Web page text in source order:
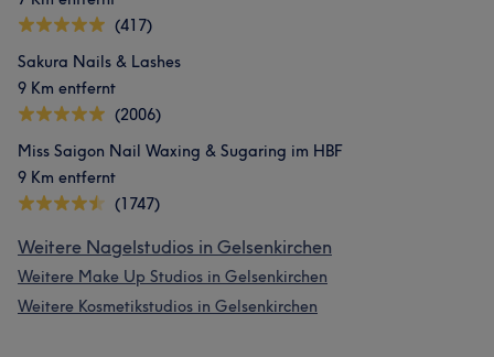
(417)
Sakura Nails & Lashes
9 Km entfernt
(2006)
Miss Saigon Nail Waxing & Sugaring im HBF
9 Km entfernt
(1747)
Weitere Nagelstudios in Gelsenkirchen
Weitere Make Up Studios in Gelsenkirchen
Weitere Kosmetikstudios in Gelsenkirchen